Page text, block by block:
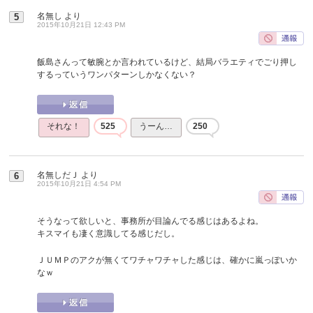
5 名無し より
2015年10月21日 12:43 PM
飯島さんって敏腕とか言われているけど、結局バラエティでごり押し
するっていうワンパターンしかなくない？
それな！ 525 うーん… 250
6 名無しだＪ より
2015年10月21日 4:54 PM
そうなって欲しいと、事務所が目論んでる感じはあるよね。
キスマイも凄く意識してる感じだし。
ＪＵＭＰのアクが無くてワチャワチャした感じは、確かに嵐っぽいか
なｗ